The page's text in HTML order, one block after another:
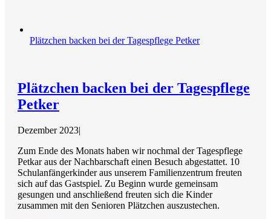
Plätzchen backen bei der Tagespflege Petker
Plätzchen backen bei der Tagespflege
Petker
Dezember 2023|
Zum Ende des Monats haben wir nochmal der Tagespflege
Petkar aus der Nachbarschaft einen Besuch abgestattet. 10
Schulanfängerkinder aus unserem Familienzentrum freuten
sich auf das Gastspiel. Zu Beginn wurde gemeinsam
gesungen und anschließend freuten sich die Kinder
zusammen mit den Senioren Plätzchen auszustechen.